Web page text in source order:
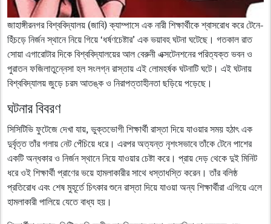
জাহাঙ্গীরনগর বিশ্ববিদ্যালয় (জাবি) ক্যাম্পাসে এক নারী শিক্ষার্থীকে শ্বাসরোধ করে টেনে-
হিঁচড়ে নির্জন স্থানে নিয়ে গিয়ে ‘ধর্ষণচেষ্টার’ এক ভয়াবহ ঘটনা ঘটেছে। গতকাল রাত
সোয়া এগারোটার দিকে বিশ্ববিদ্যালয়ের আল বেরুনী এক্সটেনশনের পরিত্যক্ত ভবন ও
পুরাতন ফজিলাতুন্নেসা হল সংলগ্ন রাস্তায় এই লোমহর্ষক ঘটনাটি ঘটে। এই ঘটনায়
বিশ্ববিদ্যালয় জুড়ে চরম আতঙ্ক ও নিরাপত্তাহীনতা ছড়িয়ে পড়েছে।
ঘটনার বিবরণ
সিসিটিভি ফুটেজে দেখা যায়, ভুক্তভোগী শিক্ষার্থী রাস্তা দিয়ে যাওয়ার সময় হঠাৎ এক
দুর্বৃত্ত তাঁর গলায় নেট পেঁচিয়ে ধরে। এরপর অত্যন্ত নৃশংসভাবে তাঁকে টেনে পাশের
একটি অন্ধকার ও নির্জন স্থানে নিয়ে যাওয়ার চেষ্টা করে। প্রায় দেড় থেকে দুই মিনিট
ধরে ওই শিক্ষার্থী প্রাণের ভয়ে হামলাকারীর সাথে ধস্তাধস্তি করেন। তাঁর বলিষ্ঠ
প্রতিরোধ এবং শেষ মুহূর্তে চিৎকার শুনে রাস্তা দিয়ে যাওয়া অন্য শিক্ষার্থীরা এগিয়ে এলে
হামলাকারী পালিয়ে যেতে বাধ্য হয়।